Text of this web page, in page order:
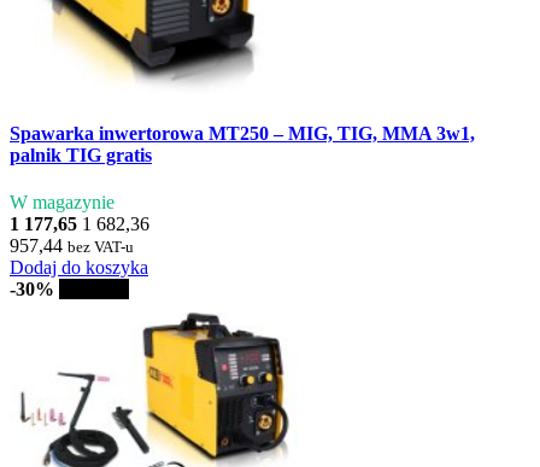
Spawarka inwertorowa MT250 – MIG, TIG, MMA 3w1,
palnik TIG gratis
W magazynie
1 177,65 1 682,36
957,44 bez VAT-u
Dodaj do koszyka
-30%